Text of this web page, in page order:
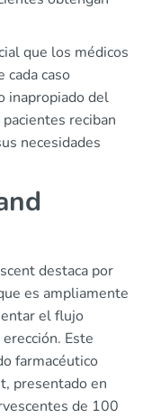
que los médicos
cada caso
inapropiado del
reciban
necesidades
destaca por
es ampliamente
el flujo
Este
farmacéutico
presentado en
de 100